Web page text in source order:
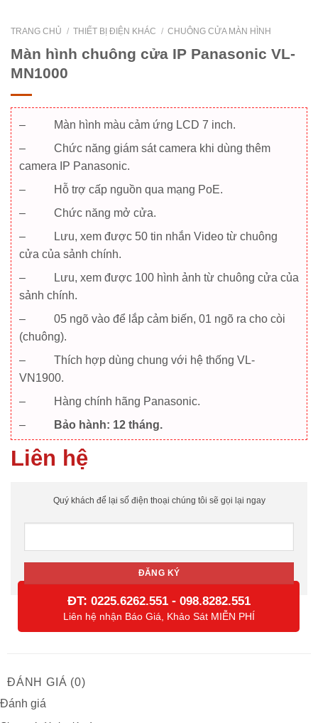
TRANG CHỦ / THIẾT BỊ ĐIỆN KHÁC / CHUÔNG CỬA MÀN HÌNH
Màn hình chuông cửa IP Panasonic VL-
MN1000
– Màn hình màu cảm ứng LCD 7 inch.
– Chức năng giám sát camera khi dùng thêm
camera IP Panasonic.
– Hỗ trợ cấp nguồn qua mạng PoE.
– Chức năng mở cửa.
– Lưu, xem được 50 tin nhắn Video từ chuông
cửa của sảnh chính.
– Lưu, xem được 100 hình ảnh từ chuông cửa của
sảnh chính.
– 05 ngõ vào để lắp cảm biến, 01 ngõ ra cho còi
(chuông).
– Thích hợp dùng chung với hệ thống VL-
VN1900.
– Hàng chính hãng Panasonic.
–
Bảo hành: 12 tháng.
Liên hệ
Quý khách để lại số điện thoại chúng tôi sẽ gọi lại ngay
ĐT: 0225.6262.551 - 098.8282.551
Liên hệ nhận Báo Giá, Khảo Sát MIỄN PHÍ
ĐÁNH GIÁ (0)
Đánh giá